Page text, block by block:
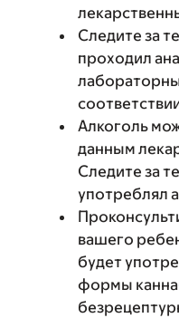
Следите за
проходил
Алкоголь
данным
Следите за
употреблял
вашего
будет
формы